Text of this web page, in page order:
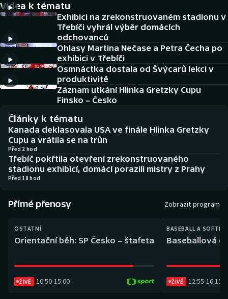
Cyklistika
DALŠÍ SPORTY
Americký fotbal
Baseball a softbal
Basketbal
Biatlon
Boby a skeleton
Dostihy
Futsal
NEPŘEHLÉDNĚTE
Soutěže
Historické návraty
Aplikace ČT sport
AZ kvíz
Videa k tématu
Exhibici na zrekonstruovaném stadionu v
Třebíči vyhrál výběr domácích
odchovanců
Ohlasy Martina Nečase a Petra Čecha po
exhibici v Třebíči
Osmnáctka dostala od Švýcarů lekci v
produktivitě
Záznam utkání Hlinka Gretzky Cupu
Finsko – Česko
Články k tématu
Kanada deklasovala USA ve finále Hlinka Gretzky
Cupu a vrátila se na trůn
Před 2 hod
Třebíč pokřtila otevření zrekonstruovaného
stadionu exhibicí, domácí porazili mistry z Prahy
Před 18 hod
Přímé přenosy Zobrazit program
OSTATNÍ
Orientační běh: SP Česko – štafeta
ŽIVĚ 10:50-15:00
BASEBALL A
Baseballová
ŽIVĚ 12:55-16:15